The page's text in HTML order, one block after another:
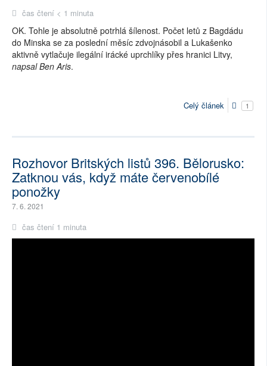
čas čtení < 1 minuta
OK. Tohle je absolutně potrhlá šílenost. Počet letů z Bagdádu
do Minska se za poslední měsíc zdvojnásobil a Lukašenko
aktivně vytlačuje ilegální irácké uprchlíky přes hranici Litvy,
napsal Ben Aris.
Celý článek 1
Rozhovor Britských listů 396. Bělorusko:
Zatknou vás, když máte červenobílé
ponožky
7. 6. 2021
čas čtení 1 minuta